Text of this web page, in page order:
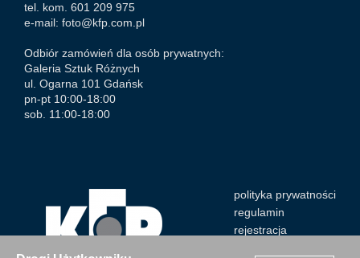
tel. kom. 601 209 975
e-mail: foto@kfp.com.pl
Odbiór zamówień dla osób prywatnych:
Galeria Sztuk Różnych
ul. Ogarna 101 Gdańsk
pn-pt 10:00-18:00
sob. 11:00-18:00
polityka prywatności
regulamin
rejestracja